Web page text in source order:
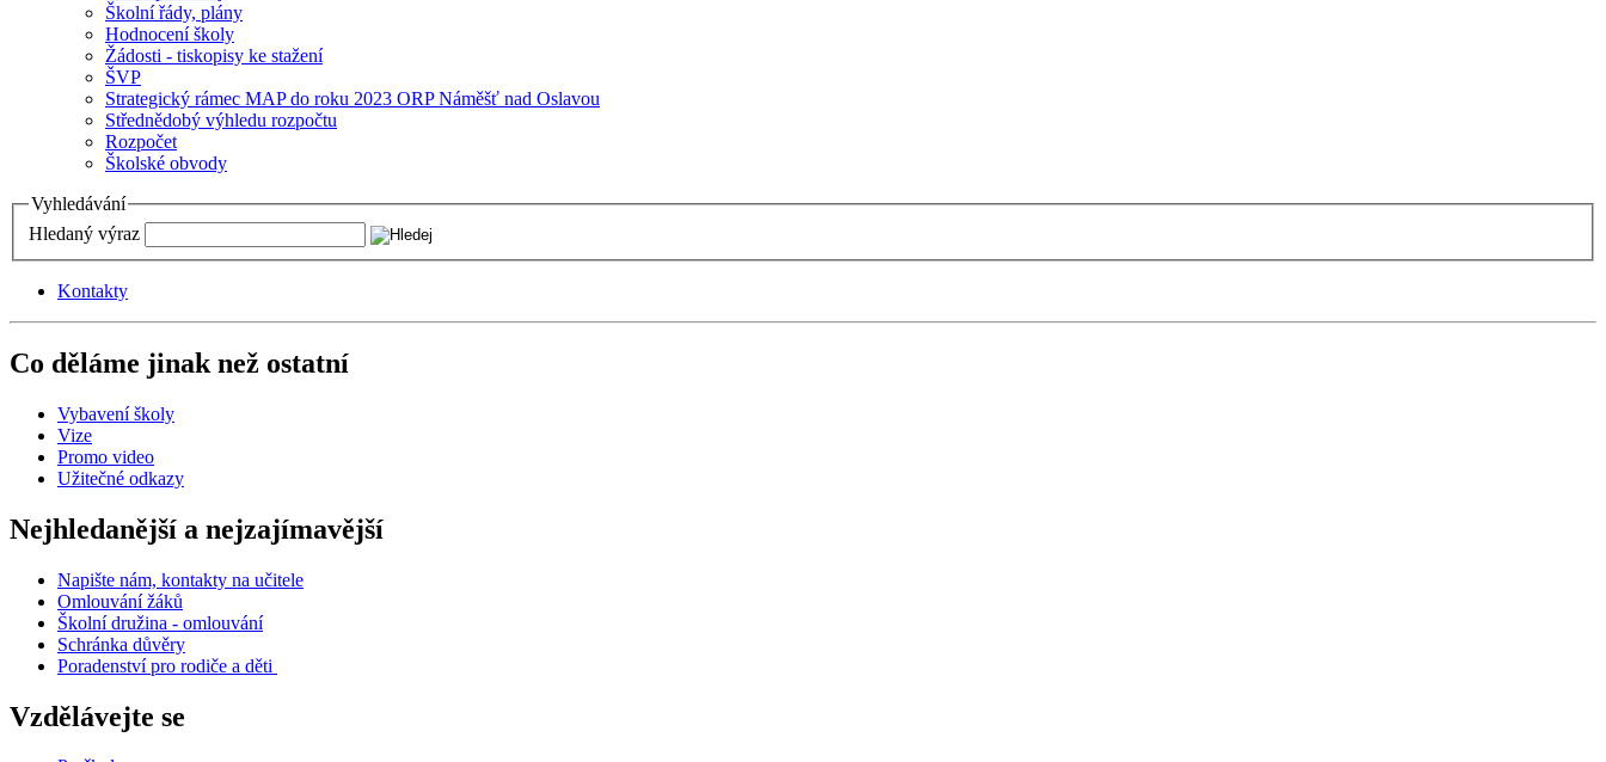
Školní řády, plány
Hodnocení školy
Žádosti - tiskopisy ke stažení
ŠVP
Strategický rámec MAP do roku 2023 ORP Náměšť nad Oslavou
Střednědobý výhledu rozpočtu
Rozpočet
Školské obvody
Vyhledávání
Hledaný výraz
Kontakty
Co děláme jinak než ostatní
Vybavení školy
Vize
Promo video
Užitečné odkazy
Nejhledanější a nejzajímavější
Napište nám, kontakty na učitele
Omlouvání žáků
Školní družina - omlouvání
Schránka důvěry
Poradenství pro rodiče a děti
Vzdělávejte se